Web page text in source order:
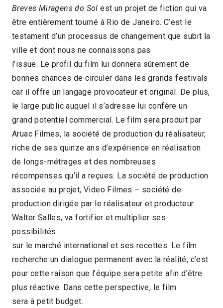
Breves Miragens do Solest un projet de fiction qui va
être entièrement tourné à Rio de Janeiro. C’est le
testament d’un processus de changement que subit la
ville et dont nous ne connaissons pas
l’issue. Le profil du film lui donnera sûrement de
bonnes chances de circuler dans les grands festivals
car il offre un langage provocateur et original. De plus,
le large public auquel il s’adresse lui confère un
grand potentiel commercial. Le film sera produit par
Aruac Filmes, la société de production du réalisateur,
riche de ses quinze ans d’expérience en réalisation
de longs-métrages et des nombreuses
récompenses qu’il a reçues. La société de production
associée au projet, Video Filmes – société de
production dirigée par le réalisateur et producteur
Walter Salles, va fortifier et multiplier ses
possibilités
sur le marché international et ses recettes. Le film
recherche un dialogue permanent avec la réalité, c’est
pour cette raison que l’équipe sera petite afin d’être
plus réactive. Dans cette perspective, le film
sera à petit budget.